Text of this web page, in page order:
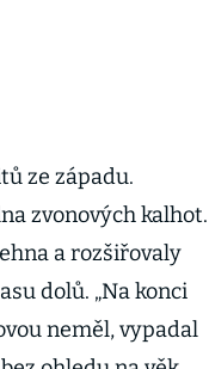
ze západu.
zvonových kalhot.
a rozšiřovaly
dolů. „Na konci
neměl, vypadal